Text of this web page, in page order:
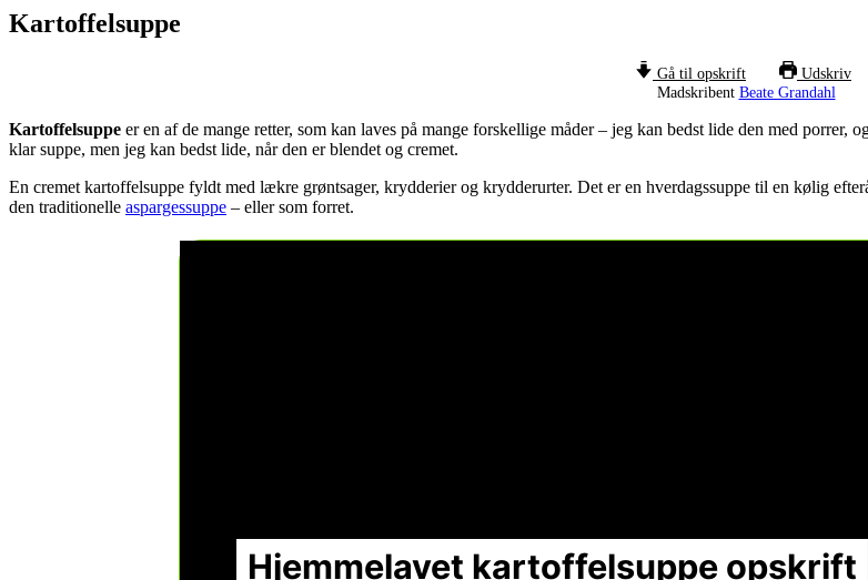
Kartoffelsuppe
Gå til opskrift
Udskriv
Madskribent Beate Grandahl
Kartoffelsuppe er en af de mange retter, som kan laves på mange forskellige måder – jeg kan bedst lide den med
klar suppe, men jeg kan bedst lide, når den er blendet og cremet.
En cremet kartoffelsuppe fyldt med lækre grøntsager, krydderier og krydderurter. Det er en hverdagssuppe til en kølig
den traditionelle aspargessuppe – eller som forret.
Hjemmelavet kartoffelsuppe opskrift